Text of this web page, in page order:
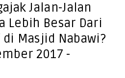
Jalan-Jalan
Lebih Besar Dari
Masjid Nabawi?
2017 -